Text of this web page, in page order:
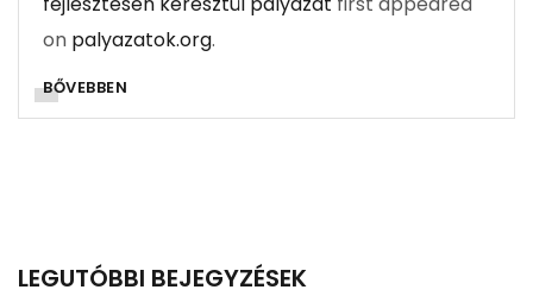
on palyazatok.org.
BŐVEBBEN
LEGUTÓBBI BEJEGYZÉSEK